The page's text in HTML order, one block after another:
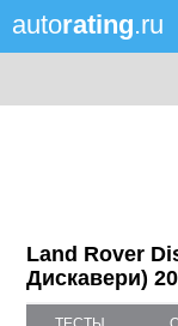
autorating.ru
Land Rover
Дискавери)